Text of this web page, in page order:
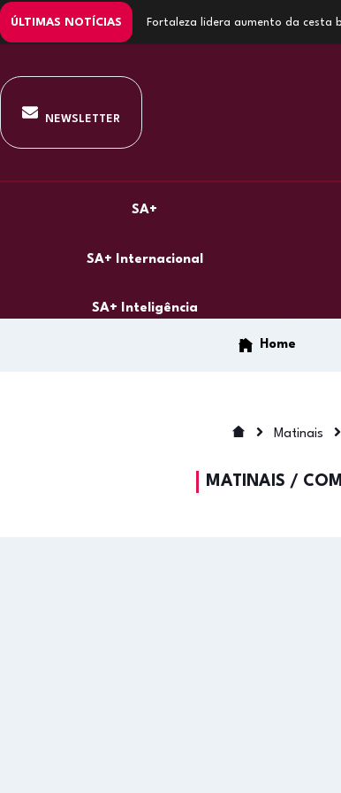
ÚLTIMAS NOTÍCIAS Fortaleza lidera aumento da cesta
NEWSLETTER
SA+
SA+ Internacional
SA+ Inteligência
Home
Matinais
MATINAIS /